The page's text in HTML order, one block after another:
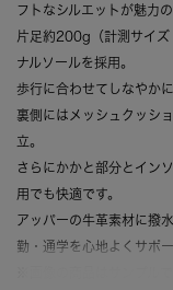
フトなシルエットが魅力
片足約200g（計測サイ
ナルソールを採用。
歩行に合わせてしなやか
裏側にはメッシュクッシ
立。
さらにかかと部分とイン
用でも快適です。
アッパーの牛革素材に撥
勤・通学を心地よくサポ